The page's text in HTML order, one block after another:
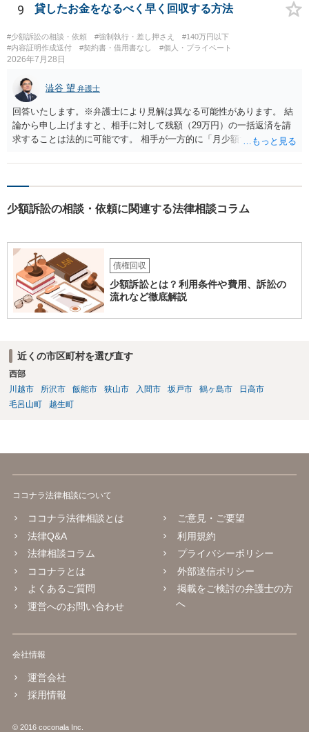
かすには早すぎるので執行官送達を申し立てる必要があるかもしれま
せん。裁判所としては（あまりに特殊すぎて）就業場所送達を認めな
い可能性もありますし、執行官送達には費用もかかりますので、まず
は裁判所へ相談した方がよいと思います。
9 貸したお金をなるべく早く回収する方法
#少額訴訟の相談・依頼 #強制執行・差し押さえ
#140万円以下
#内容証明作成送付
#契約書・借用書なし #個人・プライベート
2026年7月28日
澁谷 望 弁護士
回答いたします。※弁護士により見解は異なる可能性があります。 結
論から申し上げますと、相手に対して残額（29万円）の一括返済を請
求することは法的に可能です。 相手が一方的に「月少額ずつ返す」と
は成立していません。当初の返済期日も過ぎているため、一括返済を
払いには同意していないため、残額の一括払いを求める」旨を明確に
まず本名や住所の特定を進めてください。 相手が購入した高額商品
（Switch2等）の事実も踏まえ、応じない場合は法的措置を辞さない姿
勢で交渉に臨むのが現実的かと思います。
少額訴訟の相談・依頼に関連する法律相談コラム
債権回収
少額訴訟とは？利用条件や費用、訴訟の
流れなど徹底解説
近くの市区町村を選び直す
西部
川越市
所沢市 飯能市 狭山市 入間市 坂戸市 鶴ヶ島市
日高市
毛呂山町
越生町
ココナラ法律相談について
ココナラ法律相談とは
法律Q&A
法律相談コラム
ココナラとは
よくあるご質問
運営へのお問い合わせ
ご意見・ご要望
利用規約
プライバシーポリシー
外部送信ポリシー
掲載をご検討の弁護士の方
へ
会社情報
運営会社
採用情報
© 2016 coconala Inc.